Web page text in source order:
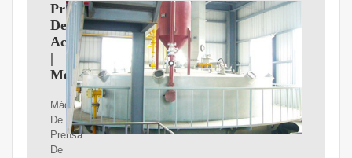
Prensa
De
Aceite
|
MercadoLibre
Máquina
De
Prensa
De